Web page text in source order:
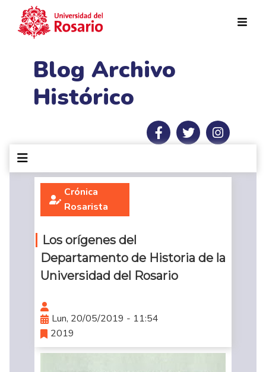
Blog Archivo
Histórico
Crónica
Rosarista
Los orígenes del
Departamento de Historia de la
Universidad del Rosario
Lun, 20/05/2019 - 11:54
2019